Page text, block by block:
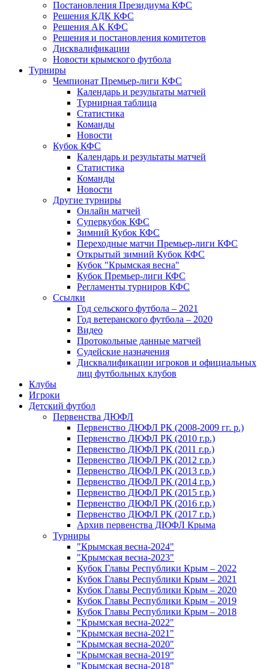
Постановления Президиума КФС
Решения КДК КФС
Решения АК КФС
Решения и постановления комитетов
Дисквалификации
Новости крымского футбола
Турниры
Чемпионат Премьер-лиги КФС
Календарь и результаты матчей
Турнирная таблица
Статистика
Команды
Новости
Кубок КФС
Календарь и результаты матчей
Статистика
Команды
Новости
Другие турниры
Онлайн матчей
Суперкубок КФС
Зимний Кубок КФС
Переходные матчи Премьер-лиги КФС
Открытый зимний Кубок КФС
Кубок "Крымская весна"
Кубок Премьер-лиги КФС
Регламенты турниров КФС
Ссылки
Год сельского футбола – 2021
Год ветеранского футбола – 2020
Видео
Протокольные данные матчей
Судейские назначения
Дисквалификации игроков и официальных
лиц футбольных клубов
Клубы
Игроки
Детский футбол
Первенства ДЮФЛ
Первенство ДЮФЛ РК (2008-2009 гг. р.)
Первенство ДЮФЛ РК (2010 г.р.)
Первенство ДЮФЛ РК (2011 г.р.)
Первенство ДЮФЛ РК (2012 г.р.)
Первенство ДЮФЛ РК (2013 г.р.)
Первенство ДЮФЛ РК (2014 г.р.)
Первенство ДЮФЛ РК (2015 г.р.)
Первенство ДЮФЛ РК (2016 г.р.)
Первенство ДЮФЛ РК (2017 г.р.)
Архив первенства ДЮФЛ Крыма
Турниры
"Крымская весна-2024"
"Крымская весна-2023"
Кубок Главы Республики Крым – 2022
Кубок Главы Республики Крым – 2021
Кубок Главы Республики Крым – 2020
Кубок Главы Республики Крым – 2019
Кубок Главы Республики Крым – 2018
"Крымская весна-2022"
"Крымская весна-2021"
"Крымская весна-2020"
"Крымская весна-2019"
"Крымская весна-2018"